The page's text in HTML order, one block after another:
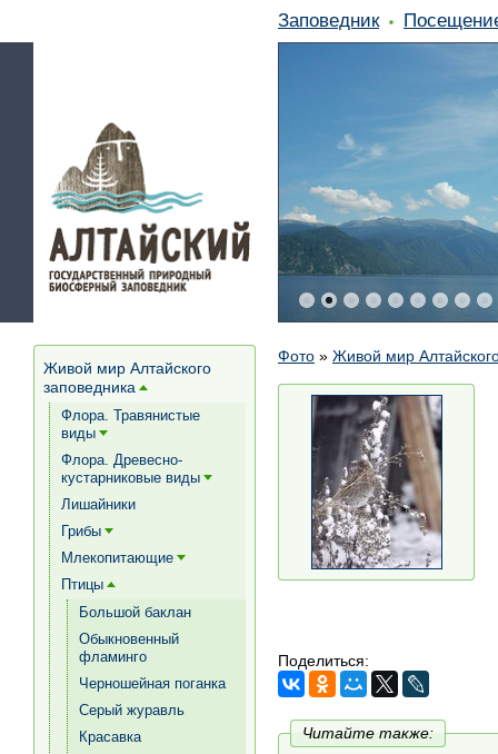
Заповедник
Фото » Живой мир
Поделиться:
Читайте также:
Живой мир Алтайского
заповедника [+]
Флора. Травянистые
виды
Флора. Древесно-
кустарниковые виды
Лишайники
Грибы
Млекопитающие
Птицы [+]
Большой баклан
Обыкновенный
фламинго
Черношейная поганка
Серый журавль
Красавка